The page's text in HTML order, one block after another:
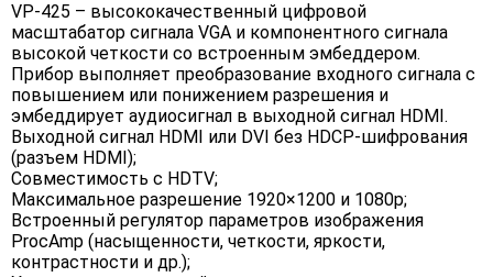
VP-425 – высококачественный цифровой
масштабатор сигнала VGA и компонентного сигнала
высокой четкости со встроенным эмбеддером.
Прибор выполняет преобразование входного сигнала с
повышением или понижением разрешения и
эмбеддирует аудиосигнал в выходной сигнал HDMI.
Выходной сигнал HDMI или DVI без HDCP-шифрования
(разъем HDMI);
Совместимость с HDTV;
Максимальное разрешение 1920×1200 и 1080p;
Встроенный регулятор параметров изображения
ProcAmp (насыщенности, четкости, яркости,
контрастности и др.);